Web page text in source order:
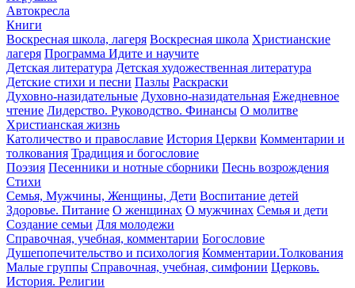
Автокресла
Книги
Воскресная школа, лагеря Воскресная школа Христианские
лагеря Программа Идите и научите
Детская литература Детская художественная литература
Детские стихи и песни Пазлы Раскраски
Духовно-назидательные Духовно-назидательная Ежедневное
чтение Лидерство. Руководство. Финансы О молитве
Христианская жизнь
Католичество и православие История Церкви Комментарии и
толкования Традиция и богословие
Поэзия Песенники и нотные сборники Песнь возрождения
Стихи
Семья, Мужчины, Женщины, Дети Воспитание детей
Здоровье. Питание О женщинах О мужчинах Семья и дети
Создание семьи Для молодежи
Справочная, учебная, комментарии Богословие
Душепопечительство и психология Комментарии.Толкования
Малые группы Справочная, учебная, симфонии Церковь.
История. Религии